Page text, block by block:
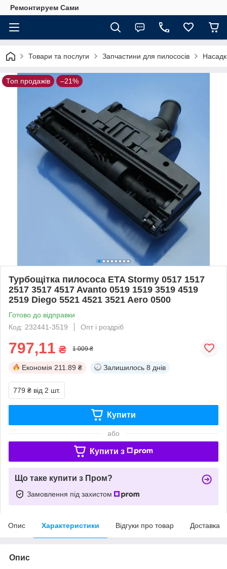
Ремонтируем Сами
Товари та послуги Запчастини для пилососів
Топ продажів –21%
Турбощітка пилососа ETA Stormy 0517 1517
2517 3517 4517 Avanto 0519 1519 3519 4519
2519 Diego 5521 4521 3521 Aero 0500
Готово до відправки
Код: 232441-3519
Опт і роздріб
797,11 ₴ 1 009 ₴
Економія 211.89 ₴ Залишилось 8 днів
779 ₴ від 2 шт.
Купити
або
Купити з
Що таке купити з Пром?
Замовлення під захистом
Опис Характеристики Відгуки про товар Доставка
Опис